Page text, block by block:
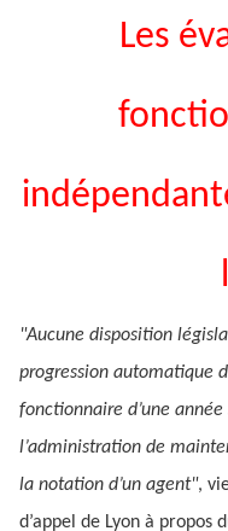
Les
"Aucune disposition
progression automatique
fonctionnaire d’une
l’administration de
la notation d’un agent",
d’appel de Lyon à propos